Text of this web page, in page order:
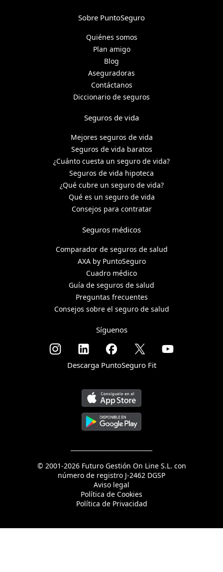
Sobre PuntoSeguro
Quiénes somos
Plan amigo
Blog
Aseguradoras
Contáctanos
Diccionario de seguros
Seguros de vida
Mejores seguros de vida
Seguros de vida baratos
¿Cuánto cuesta un seguro de vida?
Seguros de vida hipoteca
¿Qué cubre un seguro de vida?
Qué es un seguro de vida
Consejos para contratar
Seguros médicos
Comparador de seguros de salud
AXA by PuntoSeguro
Cuadro médico
Guía de seguros de salud
Preguntas frecuentes
Consejos sobre el seguro de salud
Síguenos
Descarga PuntoSeguro Fit
© 2001-2026 Futuro Gestión On Line S.L. con
número de registro J-2462 DGSP
Aviso legal
Política de Cookies
Política de Privacidad